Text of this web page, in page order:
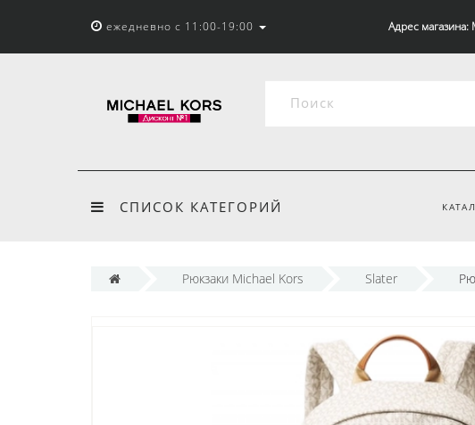
ежедневно с 11:00-19:00 Адрес
СПИСОК КАТЕГОРИЙ
Рюкзаки Michael Kors Slater